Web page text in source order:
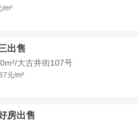
m²
出售
大古井街107号
元/m²
房出售